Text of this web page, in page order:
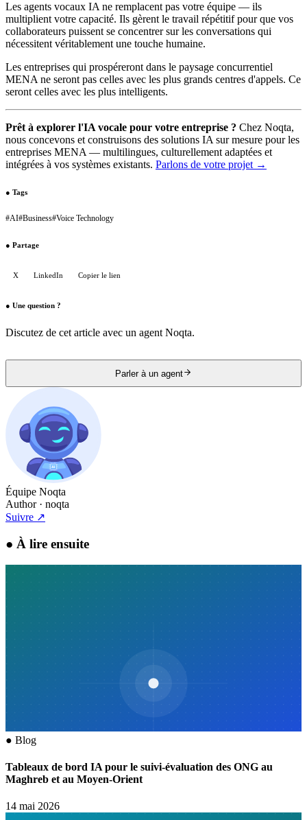
Les agents vocaux IA ne remplacent pas votre équipe — ils
multiplient votre capacité. Ils gèrent le travail répétitif pour que vos
collaborateurs puissent se concentrer sur les conversations qui
nécessitent véritablement une touche humaine.
Les entreprises qui prospéreront dans le paysage concurrentiel
MENA ne seront pas celles avec les plus grands centres d'appels. Ce
seront celles avec les plus intelligents.
Prêt à explorer l'IA vocale pour votre entreprise ? Chez Noqta,
nous concevons et construisons des solutions IA sur mesure pour les
entreprises MENA — multilingues, culturellement adaptées et
intégrées à vos systèmes existants. Parlons de votre projet →
● Tags
#AI#Business#Voice Technology
● Partage
X LinkedIn Copier le lien
● Une question ?
Discutez de cet article avec un agent Noqta.
Parler à un agent
Équipe Noqta
Author· noqta
Suivre ↗
● À lire ensuite
● Blog
Tableaux de bord IA pour le suivi-évaluation des ONG au
Maghreb et au Moyen-Orient
14 mai 2026